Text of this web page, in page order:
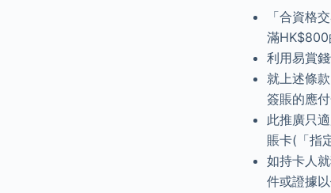
「合資格
滿HK$800
利用易賞
就上述條
簽賬的應付
此推廣只
賬卡(「指
如持卡人
件或證據以